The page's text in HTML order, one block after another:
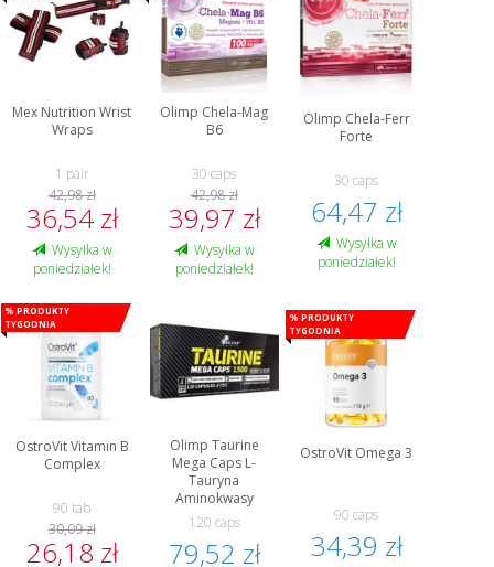
Mex Nutrition Wrist
Wraps
1 pair
42,98 zł
36,54 zł
Wysyłka w
poniedziałek!
Olimp Chela-Mag
B6
30 caps
42,98 zł
39,97 zł
Wysyłka w
poniedziałek!
Olimp Chela-Ferr
Forte
30 caps
64,47 zł
Wysyłka w
poniedziałek!
% Produkty
tygodnia
OstroVit Vitamin B
Complex
90 tab
30,09 zł
26,18 zł
Olimp Taurine
Mega Caps L-
Tauryna
Aminokwasy
120 caps
79,52 zł
% Produkty
tygodnia
OstroVit Omega 3
90 caps
34,39 zł